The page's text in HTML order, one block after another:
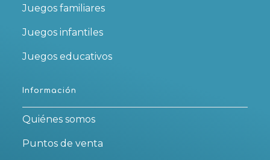
Juegos familiares
Juegos infantiles
Juegos educativos
Información
Quiénes somos
Puntos de venta